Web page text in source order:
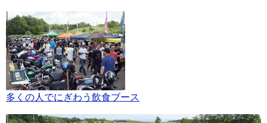
多くの人でにぎわう飲食ブース